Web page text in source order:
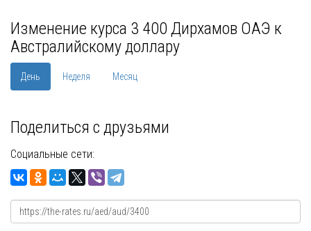
Изменение курса 3 400 Дирхамов ОАЭ к
Австралийскому доллару
День Неделя Месяц
Поделиться с друзьями
Социальные сети: